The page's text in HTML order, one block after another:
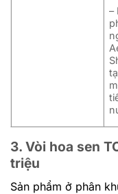
–
3. Vòi hoa sen
triệu
Sản phẩm ở phân